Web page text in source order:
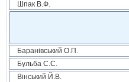
Шпак В.Ф.
Баранівський О.П.
Бульба С.С.
Вінський Й.В.